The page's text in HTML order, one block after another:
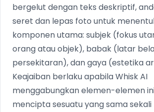
bergelut dengan teks deskriptif,
seret dan lepas foto untuk
komponen utama: subjek (fokus
orang atau objek), babak (latar
persekitaran), dan gaya (estetika
Keajaiban berlaku apabila Whisk AI
menggabungkan elemen-elemen
mencipta sesuatu yang sama